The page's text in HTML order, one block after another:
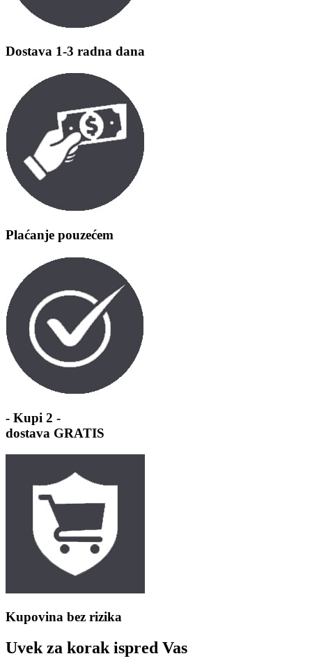
Dostava 1-3 radna dana
Plaćanje pouzećem
- Kupi 2 -
dostava GRATIS
Kupovina bez rizika
Uvek za korak ispred Vas